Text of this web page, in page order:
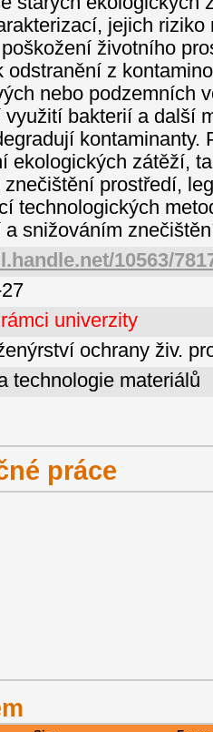
jejich
životního
odstranění z
nebo podzemních
využití bakterií a další
kontaminanty.
ekologických zátěží,
prostředí,
technologických
a snižováním
10563/
univerzity
ochrany živ.
technologie materiálů
práce